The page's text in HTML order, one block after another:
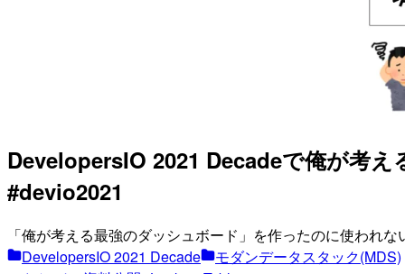
DevelopersIO 2021 Decadeで俺が考
#devio2021
「俺が考える最強のダッシュボード」を作ったのに使われ
DevelopersIO 2021 Decade
モダンデータスタック(MDS)